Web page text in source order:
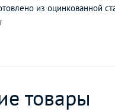
из оцинкованной
товары